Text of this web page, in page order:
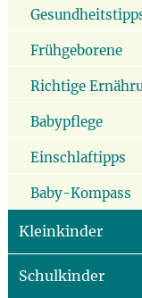
Frühgeborene
Richtige
Babypflege
Einschlaftipps
Baby-Kompass
Kleinkinder
Schulkinder